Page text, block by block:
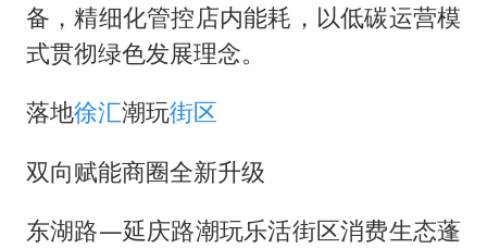
备，精细化管控店内能耗，以低碳运营模
式贯彻绿色发展理念。
落地徐汇潮玩街区
双向赋能商圈全新升级
东湖路—延庆路潮玩乐活街区消费生态蓬